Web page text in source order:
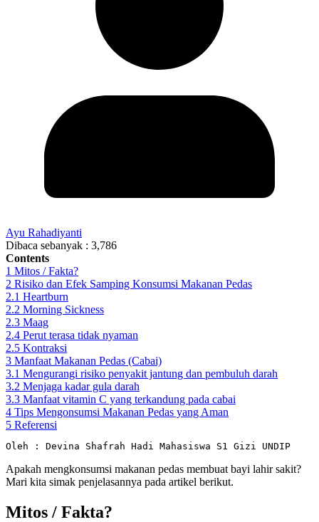
Ayu Rahadiyanti
Dibaca sebanyak : 3,786
Contents
1 Mitos / Fakta?
2 Risiko dan Efek Samping Konsumsi Makanan Pedas
2.1 Heartburn
2.2 Morning Sickness
2.3 Maag
2.4 Perut terasa tidak nyaman
2.5 Kontraksi
3 Manfaat Makanan Pedas (Cabai)
3.1 Mengurangi risiko penyakit jantung dan pembuluh darah
3.2 Menjaga kadar gula darah
3.3 Manfaat vitamin C yang terkandung pada cabai
4 Tips Mengonsumsi Makanan Pedas yang Aman
5 Referensi
Oleh : Devina Shafrah Hadi Mahasiswa S1 Gizi UNDIP
Apakah mengkonsumsi makanan pedas membuat bayi lahir sakit?
Mari kita simak penjelasannya pada artikel berikut.
Mitos / Fakta?